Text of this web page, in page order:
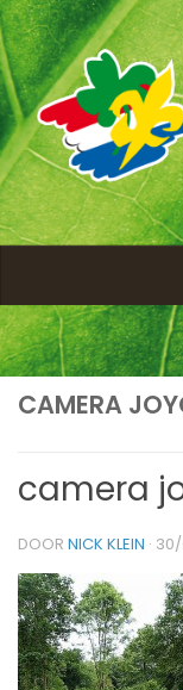
CAMERA
camera
DOOR NICK KLEIN ·